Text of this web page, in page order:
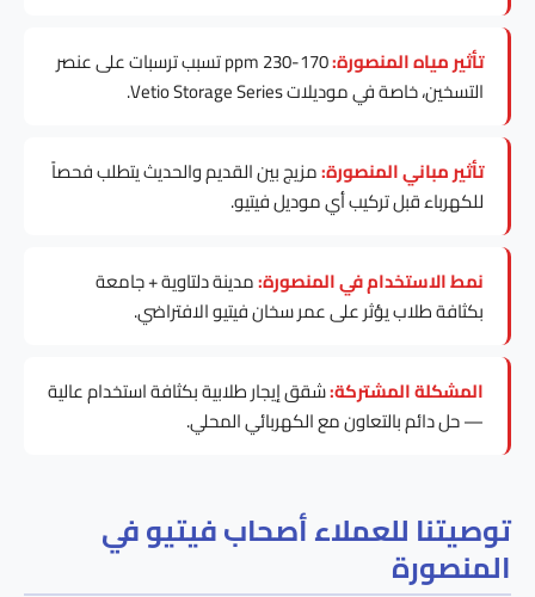
تأثير مياه المنصورة:
170-230 ppm تسبب ترسبات على عنصر
التسخين، خاصة في موديلات Vetio Storage Series.
تأثير مباني المنصورة:مزيج بين القديم والحديث يتطلب فحصاً
للكهرباء قبل تركيب أي موديل فيتيو.
نمط الاستخدام في المنصورة:مدينة دلتاوية + جامعة
بكثافة طلاب يؤثر على عمر سخان فيتيو الافتراضي.
المشكلة المشتركة:شقق إيجار طلابية بكثافة استخدام عالية
— حل دائم بالتعاون مع الكهربائي المحلي.
توصيتنا للعملاء أصحاب فيتيو في
المنصورة